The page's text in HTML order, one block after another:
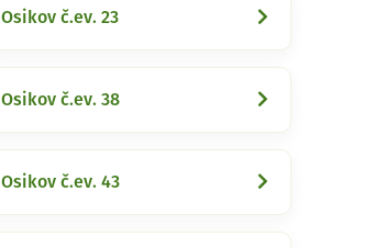
Osikov č.ev. 23
Osikov č.ev. 38
Osikov č.ev. 43